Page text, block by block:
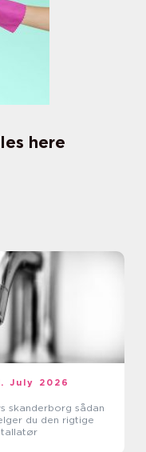
here
July 2026
skanderborg sådan
du den rigtige